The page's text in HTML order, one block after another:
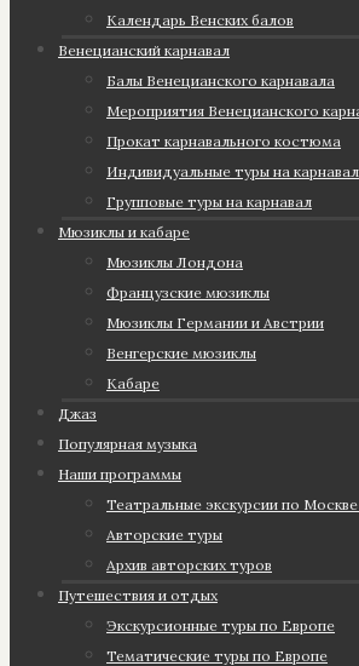
Календарь Венских балов
Венецианский карнавал
Балы Венецианского карнавала
Мероприятия Венецианского
Прокат карнавального костюма
Индивидуальные туры на карнавал
Групповые туры на карнавал
Мюзиклы и кабаре
Мюзиклы Лондона
Французские мюзиклы
Мюзиклы Германии и Австрии
Венгерские мюзиклы
Кабаре
Джаз
Популярная музыка
Наши программы
Театральные экскурсии по
Авторские туры
Архив авторских туров
Путешествия и отдых
Экскурсионные туры по Европе
Тематические туры по Европе